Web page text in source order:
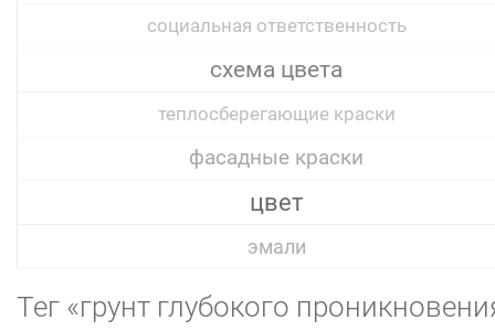
социальная ответственность
схема цвета
теплосберегающие краски
фасадные краски
цвет
эмали
Тег «грунт глубокого